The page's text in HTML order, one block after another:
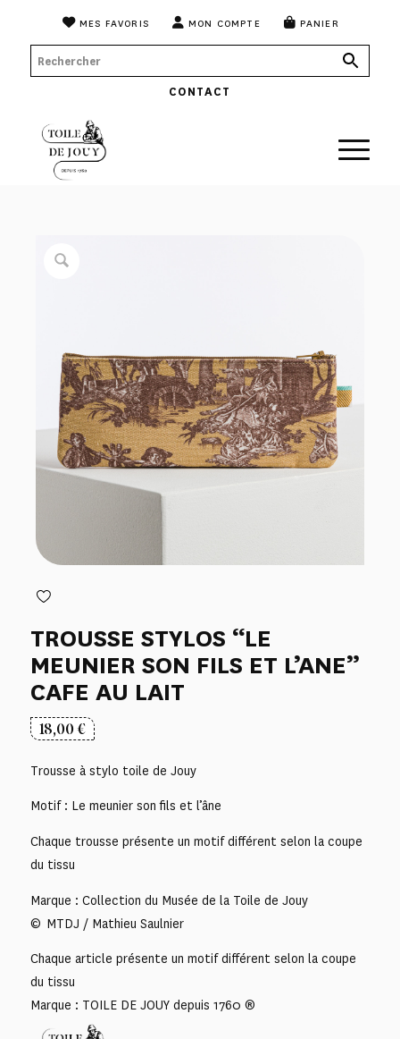
MES FAVORIS MON COMPTE PANIER
CONTACT
TROUSSE STYLOS “LE
MEUNIER SON FILS ET L’ANE”
CAFE AU LAIT
18,00€
Trousse à stylo toile de Jouy
Motif : Le meunier son fils et l’âne
Chaque trousse présente un motif différent selon la coupe
du tissu
Marque : Collection du Musée de la Toile de Jouy
© MTDJ / Mathieu Saulnier
Chaque article présente un motif différent selon la coupe
du tissu
Marque : TOILE DE JOUY depuis 1760 ®